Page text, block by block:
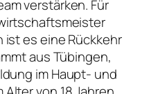
verstärken. Für
es eine Rückkehr
aus Tübingen,
im Haupt- und